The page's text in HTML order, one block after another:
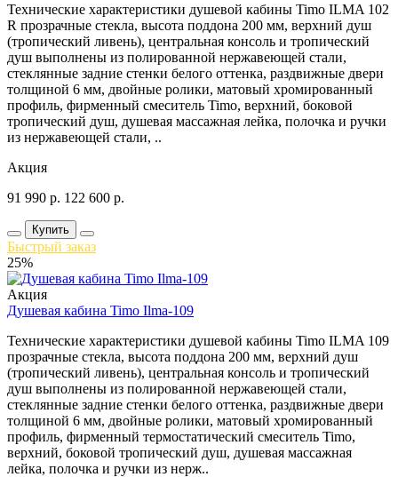
Технические характеристики душевой кабины Timo ILMA 102
R прозрачные стекла, высота поддона 200 мм, верхний душ
(тропический ливень), центральная консоль и тропический
душ выполнены из полированной нержавеющей стали,
стеклянные задние стенки белого оттенка, раздвижные двери
толщиной 6 мм, двойные ролики, матовый хромированный
профиль, фирменный смеситель Timo, верхний, боковой
тропический душ, душевая массажная лейка, полочка и ручки
из нержавеющей стали, ..
Акция
91 990 р. 122 600 р.
Купить
Быстрый заказ
25%
Акция
Душевая кабина Timo Ilma-109
Технические характеристики душевой кабины Timo ILMA 109
прозрачные стекла, высота поддона 200 мм, верхний душ
(тропический ливень), центральная консоль и тропический
душ выполнены из полированной нержавеющей стали,
стеклянные задние стенки белого оттенка, раздвижные двери
толщиной 6 мм, двойные ролики, матовый хромированный
профиль, фирменный термостатический смеситель Timo,
верхний, боковой тропический душ, душевая массажная
лейка, полочка и ручки из нерж..